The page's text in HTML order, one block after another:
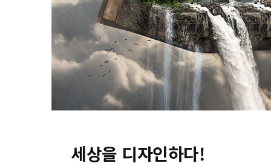
세상을 디자인하다!